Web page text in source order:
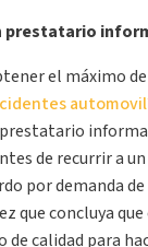
prestatario
el máximo
de recurrir a
por demanda
que concluya
calidad para